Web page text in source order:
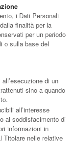
i Dati Personali
finalità per la
per un periodo
o sulla base del
di un
sino a quando
all’interesse
al soddisfacimento di
informazioni in
Titolare nelle relative